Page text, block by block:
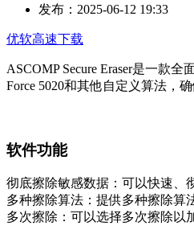
发布： 2025-06-12 19:33
优软高速下载
ASCOMP Secure Eraser是一款
Force 5020和其他自定义算法，
软件功能
彻底擦除敏感数据：可以快速、
多种擦除算法：提供多种擦除算
多次擦除：可以选择多次擦除以